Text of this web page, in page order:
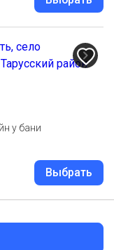
у бани
Выбрать